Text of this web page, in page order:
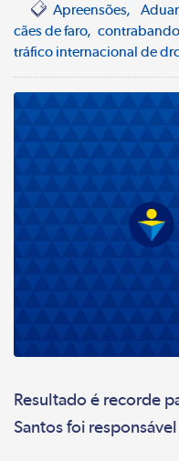
Apreensões
cães de faro
tráfico internacional de
Resultado é recorde
Santos foi